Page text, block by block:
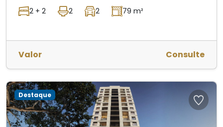
2 + 2 2 2 79 m²
Valor Consulte
Destaque